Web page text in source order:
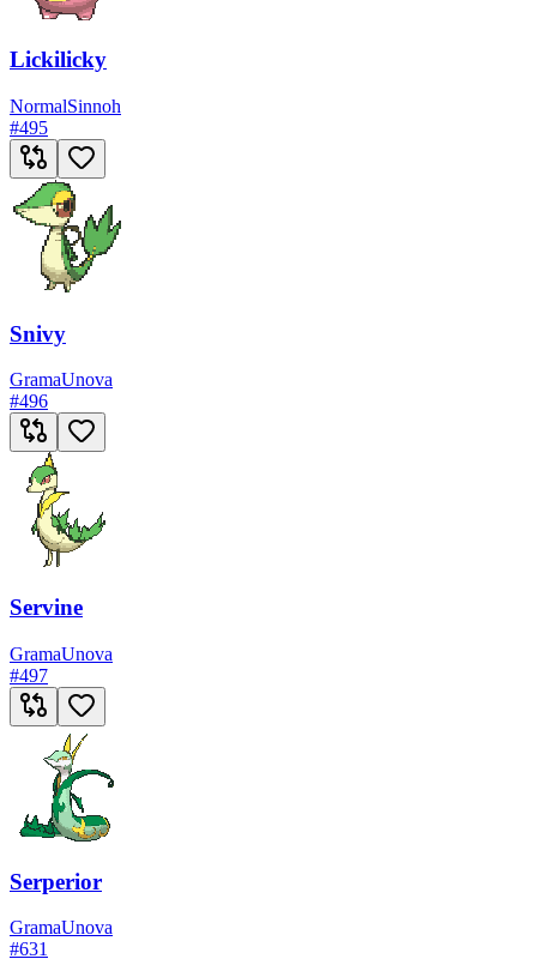
Lickilicky
NormalSinnoh
#495
Snivy
GramaUnova
#496
Servine
GramaUnova
#497
Serperior
GramaUnova
#631